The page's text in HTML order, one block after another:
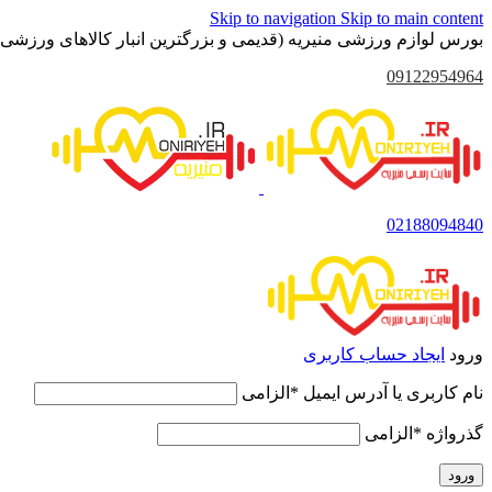
Skip to navigation Skip to main content
بورس لوازم ورزشی منیریه (قدیمی و بزرگترین انبار کالاهای ورزشی
09122954964
02188094840
ورود ایجاد حساب کاربری
نام کاربری یا آدرس ایمیل * الزامی
گذرواژه * الزامی
ورود